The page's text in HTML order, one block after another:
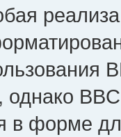
однако
в форме